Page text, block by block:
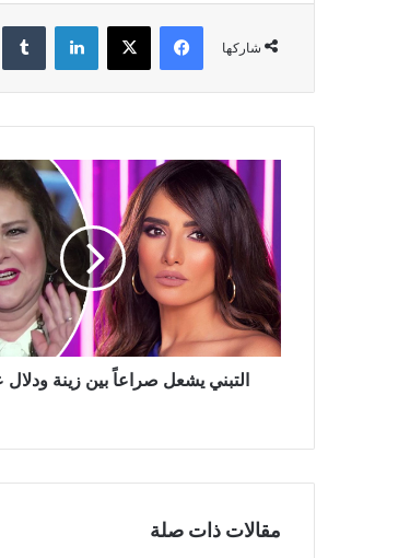
شاركها
فيسبوك ‫X لينكدإن
يشعل
صراعاً
بين
زينة
ودلال
عبدالعزيز
التبني يشعل صراعاً بين زينة ودلال
مقالات ذات صلة